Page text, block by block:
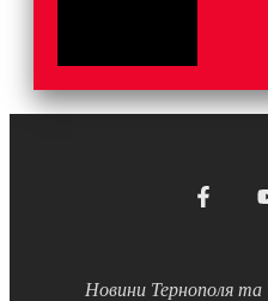
Новини Тернополя та